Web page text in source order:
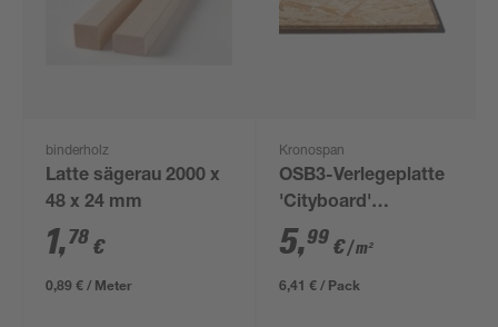
binderholz
Latte sägerau 2000 x
48 x 24 mm
1,78 €
0,89 € / Meter
Kronospan
OSB3-Verlegeplatte
'Cityboard'
ungeschliffen 1690 x
634 x 12 mm
5,99 €/ m²
6,41 € / Pack